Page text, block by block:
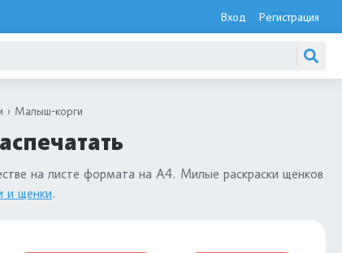
Вход Регистрация
Малыш-корги
на листе формата на А4. Милые раскраски щенков
и щенки.